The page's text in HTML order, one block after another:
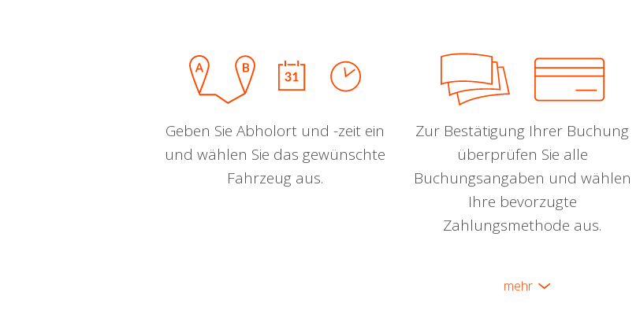
Geben Sie Abholort und -zeit ein
und wählen Sie das gewünschte
Fahrzeug aus.
Zur Bestätigung Ihrer Buchung
überprüfen Sie alle
Buchungsangaben und wählen
Ihre bevorzugte
Zahlungsmethode aus.
mehr